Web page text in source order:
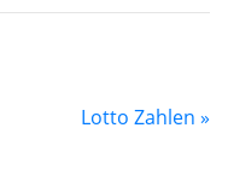
Lotto Zahlen »